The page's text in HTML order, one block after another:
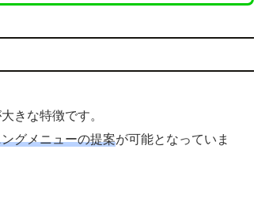
きな特徴です。
グメニューの提案が可能となっていま